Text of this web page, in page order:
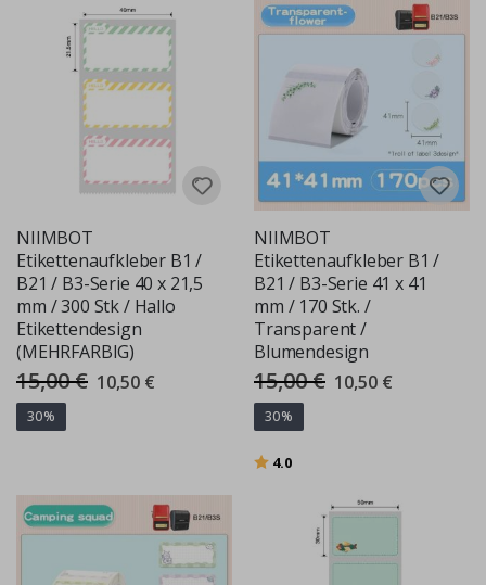
NIIMBOT
Etikettenaufkleber B1 /
B21 / B3-Serie 40 x 21,5
mm / 300 Stk / Hallo
Etikettendesign
(MEHRFARBIG)
15,00 € Special
Price
10,50 €
30%
NIIMBOT
Etikettenaufkleber B1 /
B21 / B3-Serie 41 x 41
mm / 170 Stk. /
Transparent /
Blumendesign
15,00 € Special
Price
10,50 €
30%
Bewertung:
4.0